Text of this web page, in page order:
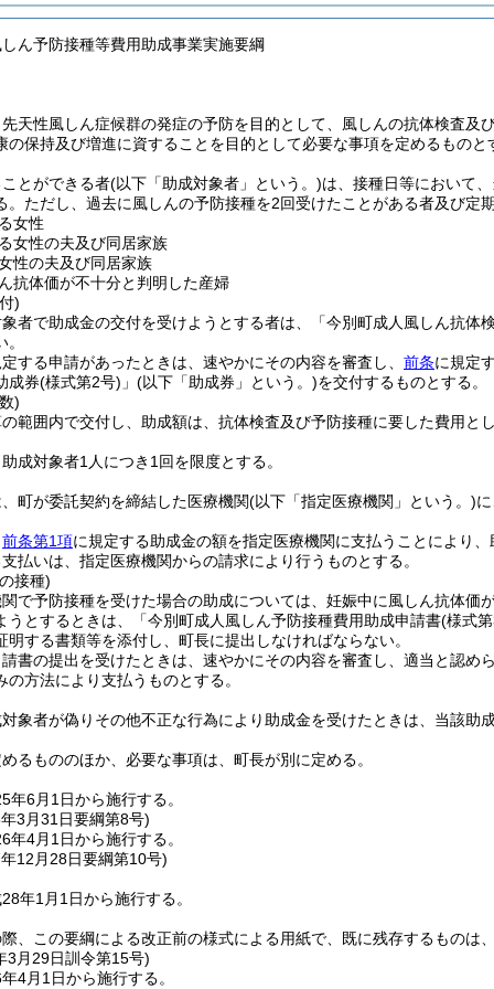
ん予防接種等費用助成事業実施要綱
天性風しん症候群の発症の予防を目的として、風しんの抗体検査
の保持及び増進に資することを目的として必要な事項を定めるものと
とができる者(以下「助成対象者」という。)は、接種日等において
ただし、過去に風しんの予防接種を2回受けたことがある者及び定
女性
女性の夫及び同居家族
性の夫及び同居家族
抗体価が不十分と判明した産婦
)
者で助成金の交付を受けようとする者は、「今別町成人風しん抗体
する申請があったときは、速やかにその内容を審査し、 前条に規定
成券(様式第2号) 」 (以下「助成券」という。)を交付するものとする。
)
範囲内で交付し、助成額は、抗体検査及び予防接種に要した費用
成対象者1人につき1回を限度とする。
町が委託契約を締結した医療機関(以下「指定医療機関」という。)
前条第1項に規定する助成金の額を指定医療機関に支払うことにより
払いは、指定医療機関からの請求により行うものとする。
接種)
で予防接種を受けた場合の助成については、妊娠中に風しん抗体
うとするときは、「今別町成人風しん予防接種費用助成申請書(様式
明する書類等を添付し、町長に提出しなければならない。
書の提出を受けたときは、速やかにその内容を審査し、適当と認
方法により支払うものとする。
象者が偽りその他不正な行為により助成金を受けたときは、当該助
るもののほか、必要な事項は、町長が別に定める。
年6月1日から施行する。
3月31日要綱第8号)
年4月1日から施行する。
12月28日要綱第10号)
年1月1日から施行する。
、この要綱による改正前の様式による用紙で、既に残存するものは
3月29日訓令第15号)
4月1日から施行する。